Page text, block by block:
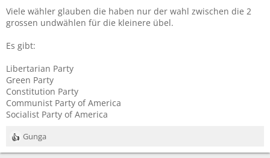
Viele wähler glauben die haben nur der wahl zwischen die 2
grossen undwählen für die kleinere übel.
Es gibt:
Libertarian Party
Green Party
Constitution Party
Communist Party of America
Socialist Party of America
R
e
Gunga